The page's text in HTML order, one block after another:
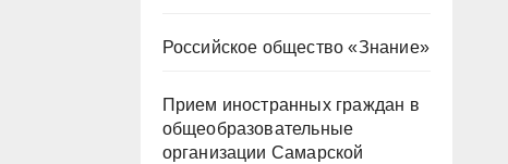
Российское общество «Знание»
Прием иностранных граждан в
общеобразовательные
организации Самарской